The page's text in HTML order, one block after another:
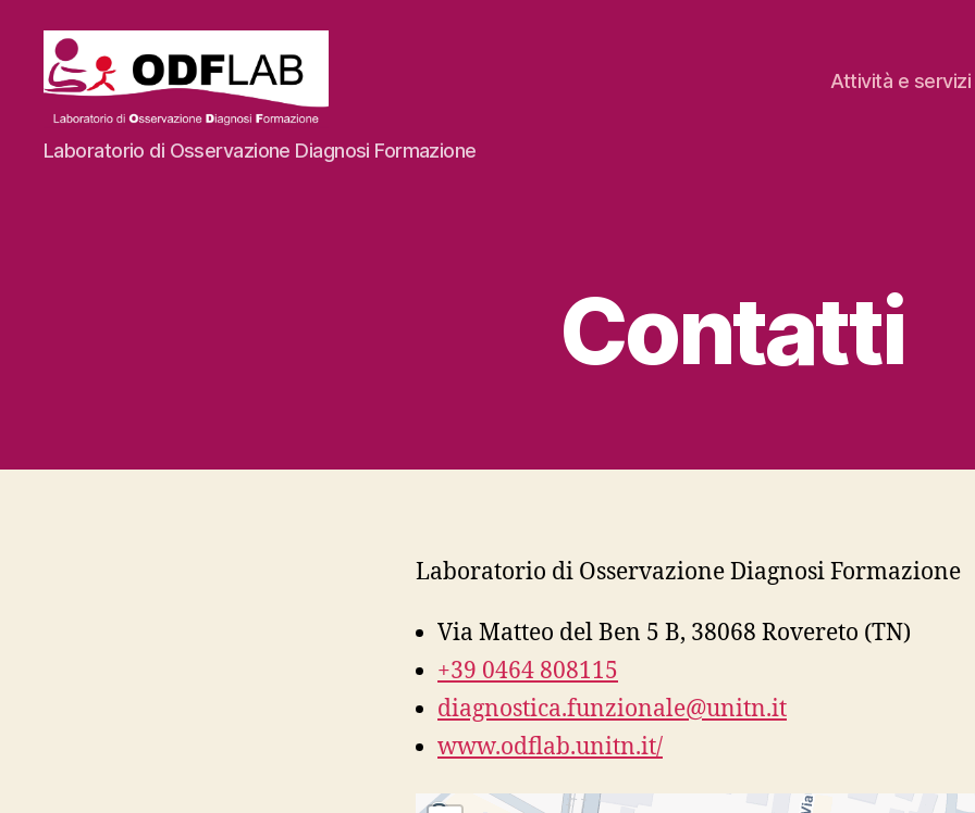
ODFLab
Laboratorio di Osservazione Diagnosi Formazione
Attività e servizi
Contatti
Laboratorio di Osservazione Diagnosi Formazione
Via Matteo del Ben 5 B, 38068 Rovereto (TN)
+39 0464 808115
diagnostica.funzionale@unitn.it
www.odflab.unitn.it/